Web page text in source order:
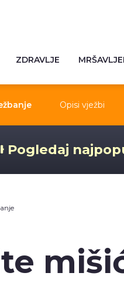
ZDRAVLJE
Opisi vježbi
Pogledaj